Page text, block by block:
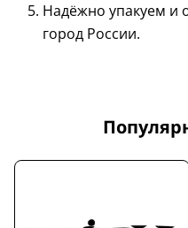
Надёжно упакуем и
город России.